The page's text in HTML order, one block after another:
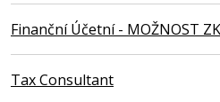
Finanční Účetní - MOŽNOST
Tax Consultant